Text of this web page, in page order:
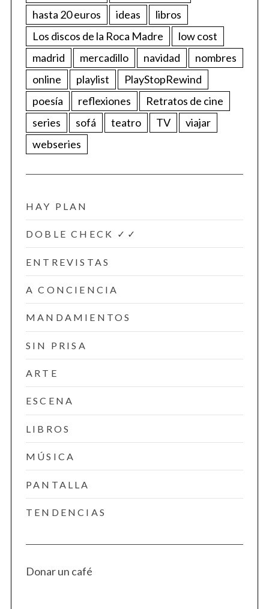
hasta 20 euros
ideas
libros
Los discos de la Roca Madre
low cost
madrid
mercadillo navidad
nombres
online
playlist
PlayStopRewind
poesía
reflexiones
Retratos de cine
series
sofá teatro TV
viajar
webseries
HAY PLAN
DOBLE CHECK ✓✓
ENTREVISTAS
A CONCIENCIA
MANDAMIENTOS
SIN PRISA
ARTE
ESCENA
LIBROS
MÚSICA
PANTALLA
TENDENCIAS
Donar un café